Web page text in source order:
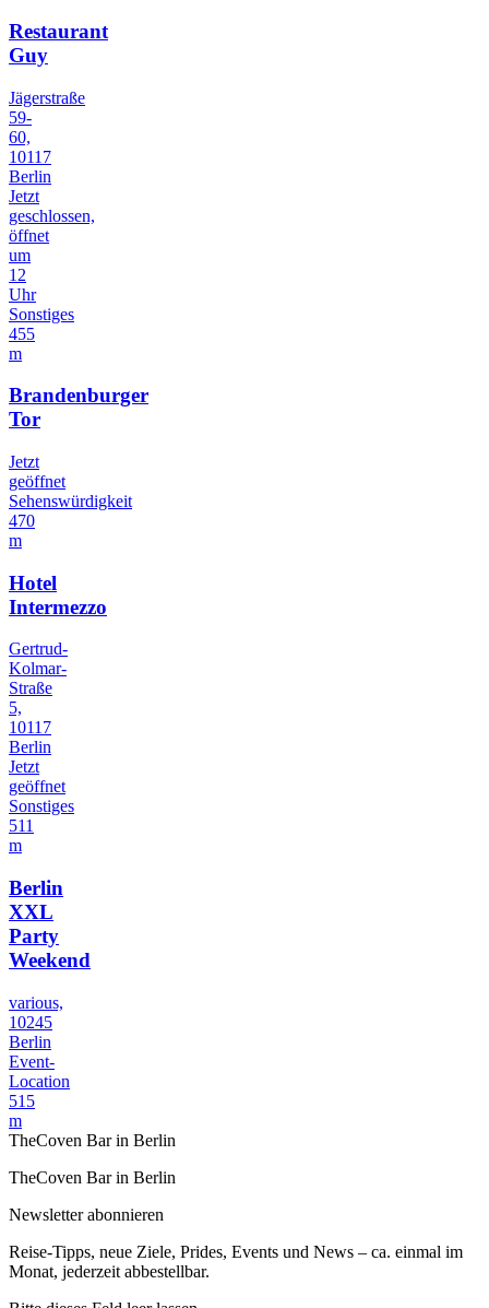
Restaurant
Guy
Jägerstraße
59-
60,
10117
Berlin
Jetzt
geschlossen,
öffnet
um
12
Uhr
Sonstiges
455
m
Brandenburger
Tor
Jetzt
geöffnet
Sehenswürdigkeit
470
m
Hotel
Intermezzo
Gertrud-
Kolmar-
Straße
5,
10117
Berlin
Jetzt
geöffnet
Sonstiges
511
m
Berlin
XXL
Party
Weekend
various,
10245
Berlin
Event-
Location
515
m
TheCoven Bar in Berlin
TheCoven Bar in Berlin
Newsletter abonnieren
Reise-Tipps, neue Ziele, Prides, Events und News – ca. einmal im
Monat, jederzeit abbestellbar.